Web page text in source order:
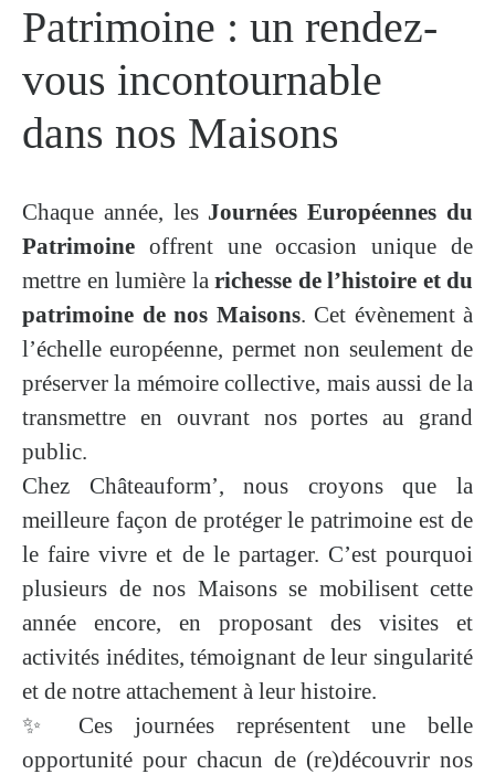
Patrimoine : un rendez-
vous incontournable
dans nos Maisons
Chaque année, les Journées Européennes du
Patrimoine offrent une occasion unique de
mettre en lumière larichesse de l’histoire et du
patrimoine de nos Maisons. Cet évènement à
l’échelle européenne, permet non seulement de
préserver la mémoire collective, mais aussi de la
transmettre en ouvrant nos portes au grand
public.
Chez Châteauform’, nous croyons que la
meilleure façon de protéger le patrimoine est de
le faire vivre et de le partager. C’est pourquoi
plusieurs de nos Maisons se mobilisent cette
année encore, en proposant des visites et
activités inédites, témoignant de leur singularité
et de notre attachement à leur histoire.
✨ Ces journées représentent une belle
opportunité pour chacun de (re)découvrir nos